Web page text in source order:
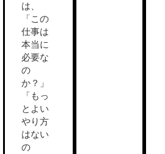
は、
「この
仕事は
本当に
必要な
の
か？」
「もっ
とよい
やり方
はない
の